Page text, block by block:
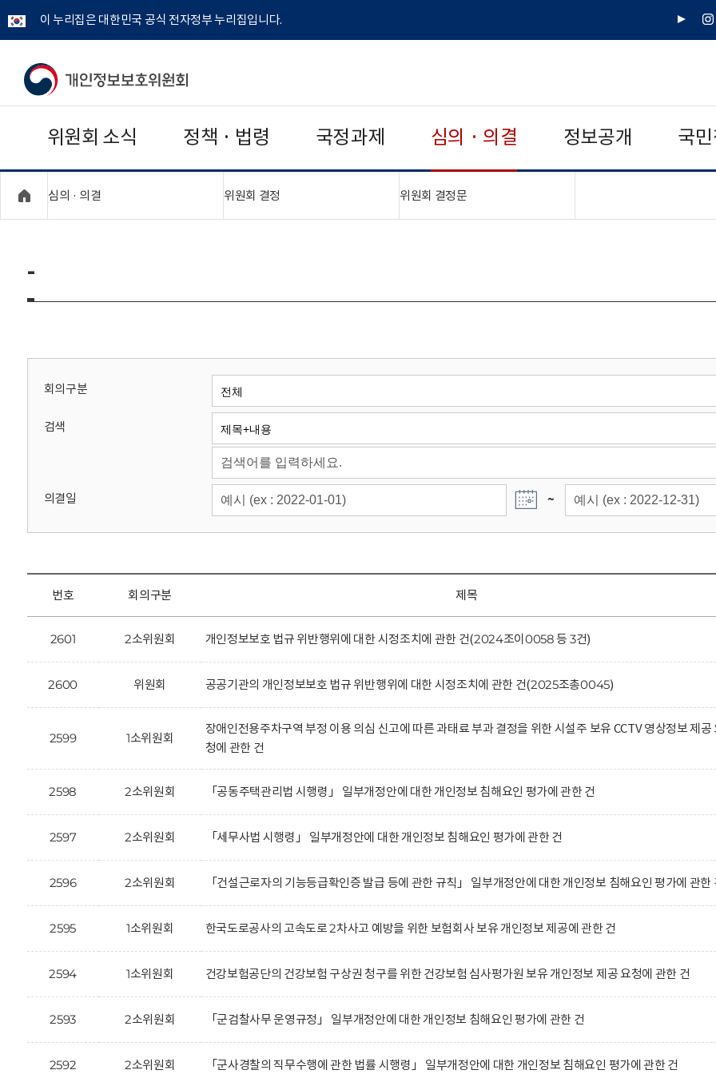
이 누리집은 대한민국 공식 전자정부 누리집입니다.
유
인
개
보
보
위
회
위원회 소식 정책 · 법령 국정과제 심의 · 의결 정보공개 국
심의 · 의결 위원회 결정 위원회 결정문"접기,펼치기"
-
회의구분
검색
의결일 ~
번호 회의구분 제목
2601 2소위원회 개인정보보호 법규 위반행위에 대한 시정조치에 관한 건(2024조이0058 등 3건)
2600 위원회 공공기관의 개인정보보호 법규 위반행위에 대한 시정조치에 관한 건(2025조총0045)
2599 1소위원회
장애인전용주차구역 부정 이용 의심 신고에 따른 과태료 부과 결정을 위한 시설주 보유 CCTV 영상정보 제공
청에 관한 건
2598 2소위원회 「공동주택관리법 시행령」 일부개정안에 대한 개인정보 침해요인 평가에 관한 건
2597 2소위원회 「세무사법 시행령」 일부개정안에 대한 개인정보 침해요인 평가에 관한 건
2596 2소위원회 「건설근로자의 기능등급확인증 발급 등에 관한 규칙」 일부개정안에 대한 개인정보 침해요인 평가에 관한
2595 1소위원회 한국도로공사의 고속도로 2차사고 예방을 위한 보험회사 보유 개인정보 제공에 관한 건
2594 1소위원회 건강보험공단의 건강보험 구상권 청구를 위한 건강보험 심사평가원 보유 개인정보 제공 요청에 관한 건
2593 2소위원회 「군검찰사무 운영규정」 일부개정안에 대한 개인정보 침해요인 평가에 관한 건
2592 2소위원회 「군사경찰의 직무수행에 관한 법률 시행령」 일부개정안에 대한 개인정보 침해요인 평가에 관한 건